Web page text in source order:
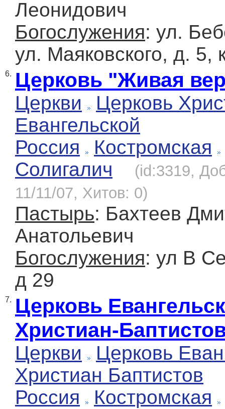
Леонидович
Богослужения: ул.
ул. Маяковского, д. 5,
6. Церковь "Живая
Церкви
Церковь
Евангельской
Россия
Костромская
Солигалич
(id:3319,
11/11/07, Хитов: 0)
Пастырь: Бахтеев
Анатольевич
Богослужения: ул В
д 29
7. Церковь
Христиан-
Церкви
Церковь
Христиан Баптистов
Россия
Костромская